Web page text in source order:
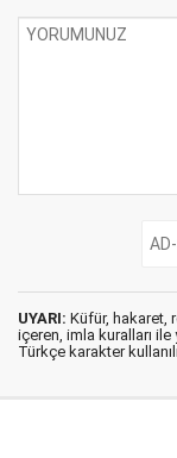
UYARI: Küfür, hakaret,
içeren, imla kuralları
Türkçe karakter